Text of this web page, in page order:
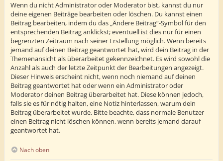
Wenn du nicht Administrator oder Moderator bist, kannst du nur
deine eigenen Beiträge bearbeiten oder löschen. Du kannst einen
Beitrag bearbeiten, indem du das „Ändere Beitrag“-Symbol für den
entsprechenden Beitrag anklickst; eventuell ist dies nur für einen
begrenzten Zeitraum nach seiner Erstellung möglich. Wenn bereits
jemand auf deinen Beitrag geantwortet hat, wird dein Beitrag in der
Themenansicht als überarbeitet gekennzeichnet. Es wird sowohl die
Anzahl als auch der letzte Zeitpunkt der Bearbeitungen angezeigt.
Dieser Hinweis erscheint nicht, wenn noch niemand auf deinen
Beitrag geantwortet hat oder wenn ein Administrator oder
Moderator deinen Beitrag überarbeitet hat. Diese können jedoch,
falls sie es für nötig halten, eine Notiz hinterlassen, warum dein
Beitrag überarbeitet wurde. Bitte beachte, dass normale Benutzer
einen Beitrag nicht löschen können, wenn bereits jemand darauf
geantwortet hat.
Nach oben